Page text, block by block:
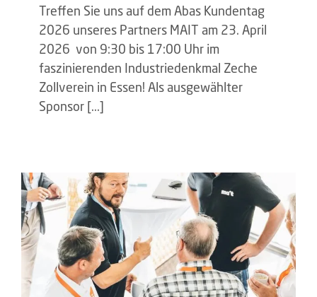
Treffen Sie uns auf dem Abas Kundentag
2026 unseres Partners MAIT am 23. April
2026 von 9:30 bis 17:00 Uhr im
faszinierenden Industriedenkmal Zeche
Zollverein in Essen! Als ausgewählter
Sponsor [...]